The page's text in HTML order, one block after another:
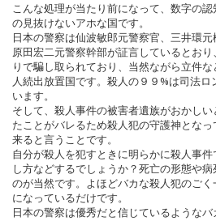
こんな処理が当たり前になって、数字の
の見抜けないアホな国です。
日本の警察は仙波敏郎元警察官、三井環元
原田宏二元警察幹部が証言しているとお
りで騙し取られており、当然ながら立件
人続出放置国です。殺人の９９%は司法
います。
そして、殺人事件の被害者遺族がおかし
たことがバレるため殺人犯の守護神とな
来ると言うことです。
自分が殺人を犯すときに明らかに殺人事
し方などするでしょうか？死亡の形態や
のが当然です。よほどバカな殺人犯のご
になっているだけです。
日本の警察は優秀だと信じているような